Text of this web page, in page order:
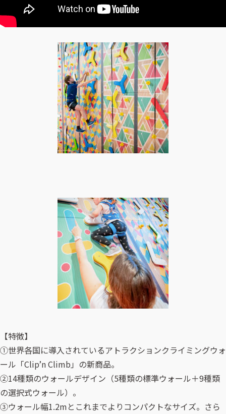
【特徴】
①世界各国に導入されているアトラクションクライミングウォ
ール「Clip’n Climb」の新商品。
②14種類のウォールデザイン（5種類の標準ウォール＋9種類
の選択式ウォール）。
③ウォール幅1.2mとこれまでよりコンパクトなサイズ。さら